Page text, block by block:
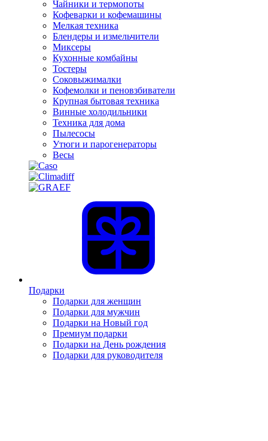
Чайники и термопоты
Кофеварки и кофемашины
Мелкая техника
Блендеры и измельчители
Миксеры
Кухонные комбайны
Тостеры
Соковыжималки
Кофемолки и пеновзбиватели
Крупная бытовая техника
Винные холодильники
Техника для дома
Пылесосы
Утюги и парогенераторы
Весы
Подарки
Подарки для женщин
Подарки для мужчин
Подарки на Новый год
Премиум подарки
Подарки на День рождения
Подарки для руководителя